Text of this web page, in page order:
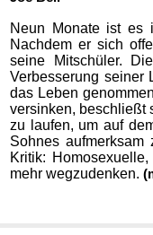
Neun Monate ist es
Nachdem er sich
seine Mitschüler.
Verbesserung seiner
das Leben
versinken, beschließt
zu laufen, um auf
Sohnes
Kritik:
mehr wegzudenken.